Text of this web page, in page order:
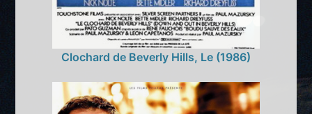
Clochard de Beverly Hills, Le (1986)